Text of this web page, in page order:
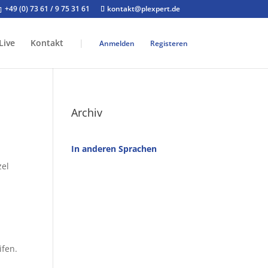
+49 (0) 73 61 / 9 75 31 61 kontakt@plexpert.de
Kontakt | Anmelden Registeren
Archiv
In anderen Sprachen